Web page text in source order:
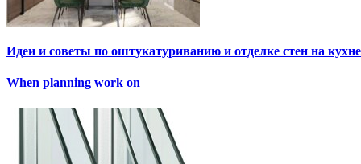
Идеи и советы по оштукатуриванию и отделке стен на
When planning work on